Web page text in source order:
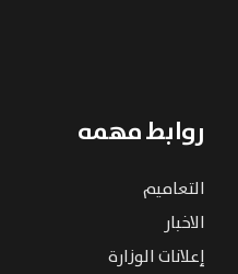
روابط مهمه
التعاميم
الاخبار
إعلانات الوزارة